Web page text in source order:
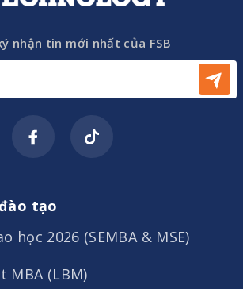
nhận tin mới nhất của FSB
tạo
học 2026 (SEMBA & MSE)
MBA (LBM)